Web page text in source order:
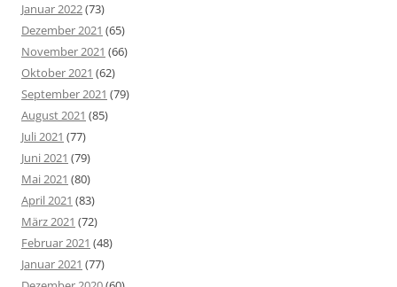
Januar 2022(73)
Dezember 2021 (65)
November 2021 (66)
Oktober 2021 (62)
September 2021 (79)
August 2021 (85)
Juli 2021 (77)
Juni 2021 (79)
Mai 2021 (80)
April 2021 (83)
März 2021 (72)
Februar 2021 (48)
Januar 2021 (77)